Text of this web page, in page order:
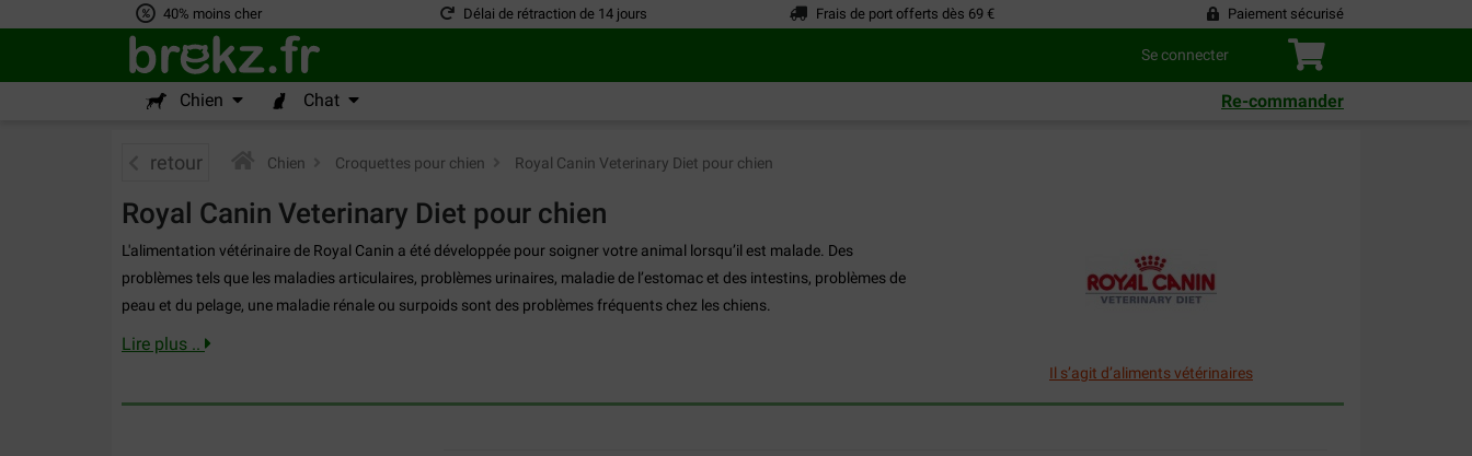
40% moins cher Délai de rétraction de 14 jours Frais de port offerts dès 69 € Paiement sécurisé
Se connecter
Chien Chat Re-commander
retour Chien Croquettes pour chien Royal Canin Veterinary Diet pour chien
Royal Canin Veterinary Diet pour chien
L'alimentation vétérinaire de Royal Canin a été développée pour soigner votre animal lorsqu’il est malade. Des
problèmes tels que les maladies articulaires, problèmes urinaires, maladie de l’estomac et des intestins, problèmes de
peau et du pelage, une maladie rénale ou surpoids sont des problèmes fréquents chez les chiens.
Lire plus ..
Il s’agit d’aliments vétérinaires